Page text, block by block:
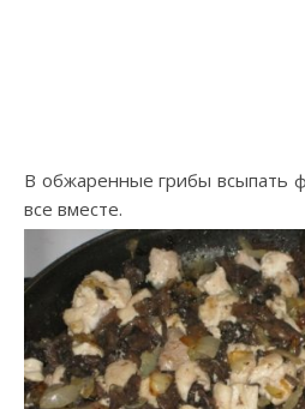
В обжаренные грибы всыпать
все вместе.